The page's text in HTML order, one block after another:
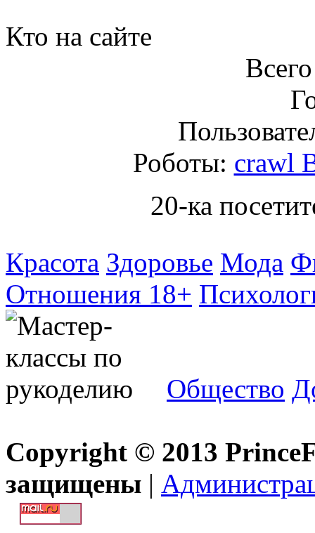
Кто на сайте
Роботы: crawl
20-ка
Красота Здоровье Мода
Отношения 18+
Общество
Copyright © 2013
защищены |